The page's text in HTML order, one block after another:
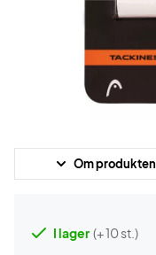
Om produkten
I lager (+ 10 st.)